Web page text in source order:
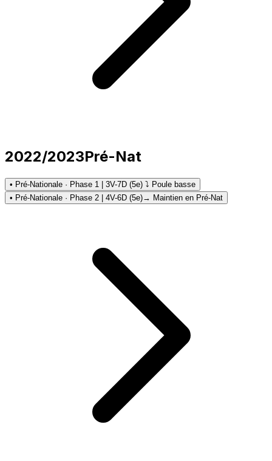
2022/2023Pré-Nat
• Pré-Nationale · Phase 1 | 3V-7D (5e) ⤵ Poule basse
• Pré-Nationale · Phase 2 | 4V-6D (5e)→ Maintien en Pré-Nat